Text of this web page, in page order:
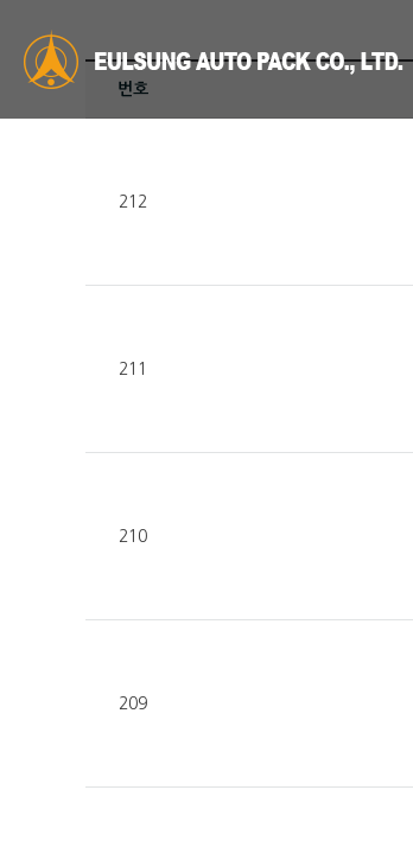
번호
212
211
210
209